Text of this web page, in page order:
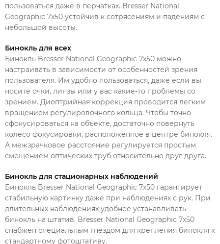
пользоваться даже в перчатках. Bresser National
Geographic 7x50 устойчив к сотрясениям и падениям с
небольшой высоты.
Бинокль для всех
Бинокль Bresser National Geographic 7x50 можно
настраивать в зависимости от особенностей зрения
пользователя. Им удобно пользоваться, даже если вы
носите очки, линзы или у вас какие-то проблемы со
зрением. Диоптрийная коррекция проводится легким
вращением регулировочного кольца. Чтобы точно
сфокусироваться на объекте, достаточно повернуть
колесо фокусировки, расположенное в центре бинокля.
А межзрачковое расстояние регулируется простым
смещением оптических труб относительно друг друга.
Бинокль для стационарных наблюдений
Бинокль Bresser National Geographic 7x50 гарантирует
стабильную картинку даже при наблюдениях с рук. При
длительных наблюдениях удобнее устанавливать
бинокль на штатив. Bresser National Geographic 7x50
снабжен специальным гнездом для крепления бинокля к
стандартному фотоштативу.